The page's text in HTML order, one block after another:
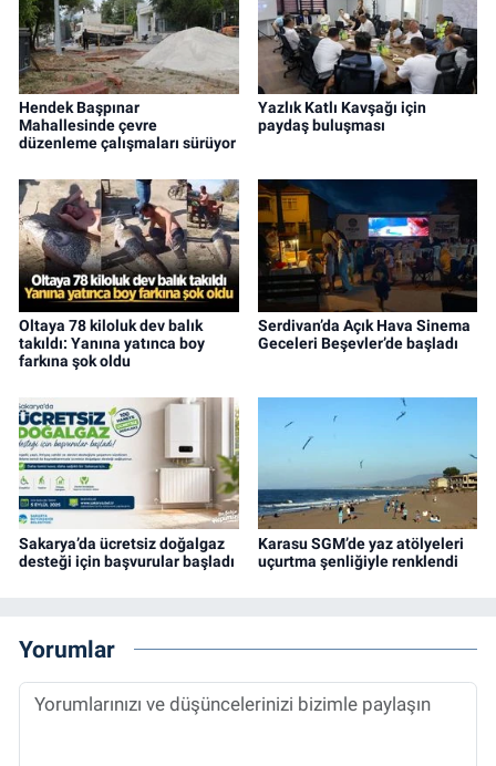
Hendek Başpınar
Mahallesinde çevre
düzenleme çalışmaları sürüyor
Yazlık Katlı Kavşağı için
paydaş buluşması
Oltaya 78 kiloluk dev balık
takıldı: Yanına yatınca boy
farkına şok oldu
Serdivan’da Açık Hava Sinema
Geceleri Beşevler’de başladı
Sakarya’da ücretsiz doğalgaz
desteği için başvurular başladı
Karasu SGM’de yaz atölyeleri
uçurtma şenliğiyle renklendi
Yorumlar